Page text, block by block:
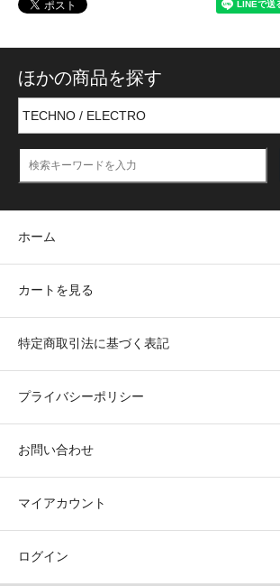
ほかの商品を探す
ホーム
カートを見る
特定商取引法に基づく表記
プライバシーポリシー
お問い合わせ
マイアカウント
ログイン